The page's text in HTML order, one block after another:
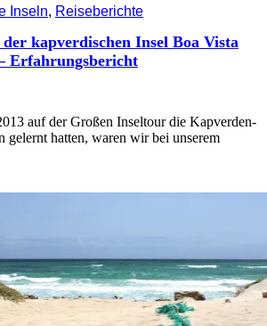
Inseln, Reiseberichte
kapverdischen Insel Boa Vista
Erfahrungsbericht
auf der Großen Inseltour die Kapverden-
gelernt hatten, waren wir bei unserem